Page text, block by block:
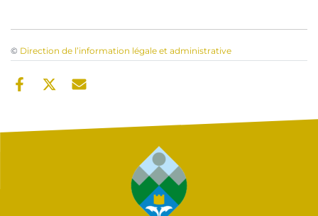
© Direction de l’information légale et administrative